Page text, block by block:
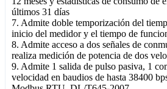
últimos 31 días
7. Admite doble temporización del
inicio del medidor y el tiempo de
8. Admite acceso a dos señales de
realiza medición de potencia de dos
9. Admite 1 salida de pulso pasiva, 1
velocidad en baudios de hasta 38400